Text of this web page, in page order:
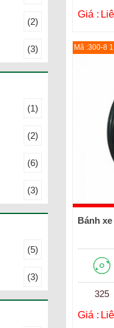
(2)
(3)
(1)
(2)
(6)
(3)
(5)
(3)
Giá :
Mã :300-8
Bánh xe
325
Giá :